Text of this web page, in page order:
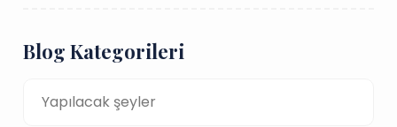
Blog Kategorileri
Yapılacak şeyler